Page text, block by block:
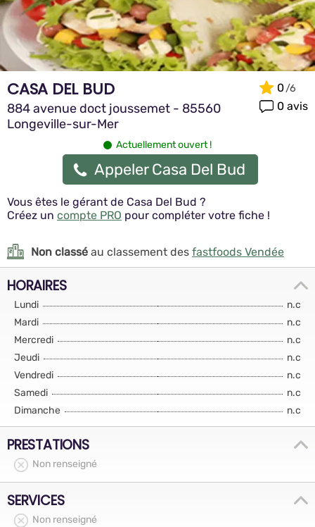
CASA DEL BUD
884 avenue doct joussemet - 85560
Longeville-sur-Mer
0
0 avis
Actuellement ouvert !
Appeler Casa Del Bud
Vous êtes le gérant de Casa Del Bud ?
Créez un compte PRO pour compléter votre fiche !
Non classé au classement des fastfoods Vendée
HORAIRES
Lundi
n.c
Mardi
n.c
Mercredi
n.c
Jeudi
n.c
Vendredi
n.c
Samedi
n.c
Dimanche
n.c
PRESTATIONS
Non renseigné
SERVICES
Non renseigné